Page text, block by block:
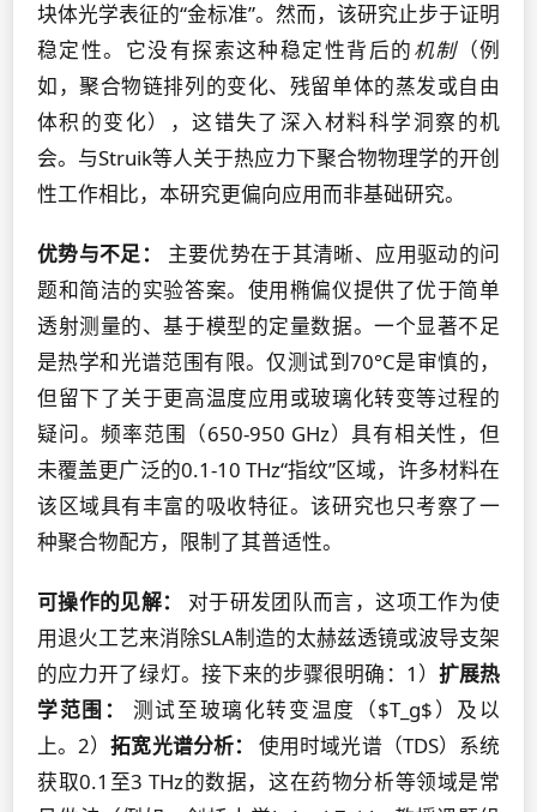
块体光学表征的“金标准”。然而，该研究止步于证明
稳定性。它没有探索这种稳定性背后的机制（例
如，聚合物链排列的变化、残留单体的蒸发或自由
体积的变化），这错失了深入材料科学洞察的机
会。与Struik等人关于热应力下聚合物物理学的开创
性工作相比，本研究更偏向应用而非基础研究。
优势与不足：
主要优势在于其清晰、应用驱动的问
题和简洁的实验答案。使用椭偏仪提供了优于简单
透射测量的、基于模型的定量数据。一个显著不足
是热学和光谱范围有限。仅测试到70°C是审慎的，
但留下了关于更高温度应用或玻璃化转变等过程的
疑问。频率范围（650-950 GHz）具有相关性，但
未覆盖更广泛的0.1-10 THz“指纹”区域，许多材料在
该区域具有丰富的吸收特征。该研究也只考察了一
种聚合物配方，限制了其普适性。
可操作的见解：
对于研发团队而言，这项工作为使
用退火工艺来消除SLA制造的太赫兹透镜或波导支架
的应力开了绿灯。接下来的步骤很明确：1） 扩展热
学范围：
测试至玻璃化转变温度（$T_g$）及以
上。2）拓宽光谱分析：
使用时域光谱（TDS）系统
获取0.1至3 THz的数据，这在药物分析等领域是常